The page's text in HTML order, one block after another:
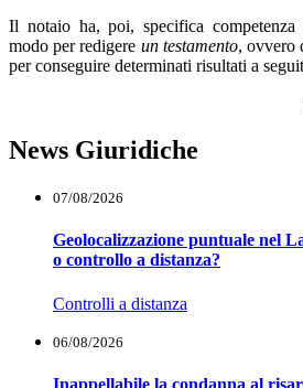
Il notaio ha, poi, specifica
modo per redigere un testamento, ovvero
per conseguire determinati risultati a
News Giuridiche
07/08/2026
Geolocalizzazione puntuale nel
o controllo a distanza?
Controlli a distanza
06/08/2026
Inappellabile la condanna al